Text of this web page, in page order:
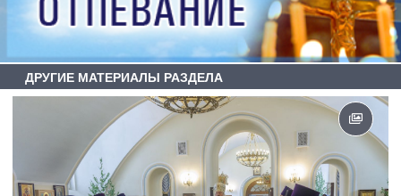
ДРУГИЕ МАТЕРИАЛЫ РАЗДЕЛА